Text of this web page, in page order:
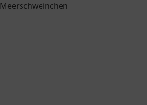
Meerschweinchen